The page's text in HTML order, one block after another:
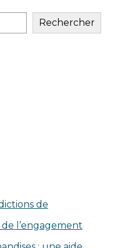
Rechercher
de
l’engagement